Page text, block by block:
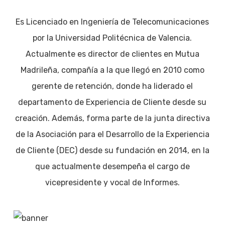
Es Licenciado en Ingeniería de Telecomunicaciones
por la Universidad Politécnica de Valencia.
Actualmente es director de clientes en Mutua
Madrileña, compañía a la que llegó en 2010 como
gerente de retención, donde ha liderado el
departamento de Experiencia de Cliente desde su
creación. Además, forma parte de la junta directiva
de la Asociación para el Desarrollo de la Experiencia
de Cliente (DEC) desde su fundación en 2014, en la
que actualmente desempeña el cargo de
vicepresidente y vocal de Informes.